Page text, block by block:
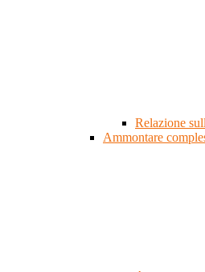
Relazione
Ammontare